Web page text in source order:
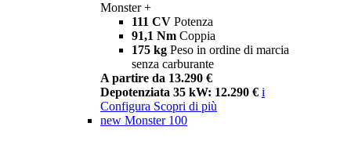
Monster +
111 CV Potenza
91,1 Nm Coppia
175 kg Peso in ordine di marcia
senza carburante
A partire da 13.290 €
Depotenziata 35 kW: 12.290 € i
Configura Scopri di più
new Monster 100